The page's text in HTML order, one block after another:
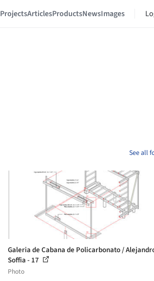
ProjectsArticlesProductsNewsImages
See all
Galeria de Cabana de Policarbonato /
Soffia - 17
Photo